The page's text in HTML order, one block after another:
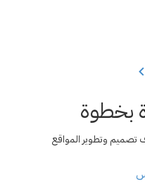
بخطوة
تصميم وتطوير المواقع